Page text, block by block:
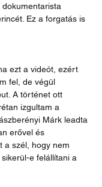
Ez a forgatás is
ezt a videót, ezért
fel, de végül
A történet ott
izgultam a
Márk leadta
erővel és
a szél, hogy nem
e felállítani a